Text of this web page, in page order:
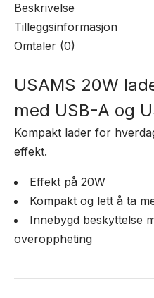
C
antall
Beskrivelse
Tilleggsinformasjon
Omtaler (0)
USAMS 20W
med USB-A og
Kompakt lader for
effekt.
Effekt på 20W
Kompakt og lett å ta
Innebygd beskyttelse
overoppheting